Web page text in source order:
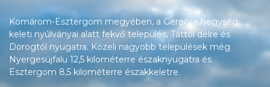
Komárom-Esztergom megyében, a Gerecse hegység
keleti nyúlványai alatt fekvő település, Táttól délre és
Dorogtól nyugatra. Közeli nagyobb települések még
Nyergesújfalu 12,5 kilométerre északnyugatra és
Esztergom 8,5 kilométerre északkeletre.